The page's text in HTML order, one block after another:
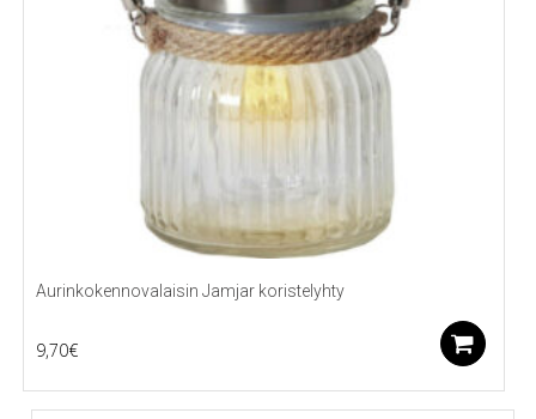
Aurinkokennovalaisin Jamjar koristelyhty
9,70€